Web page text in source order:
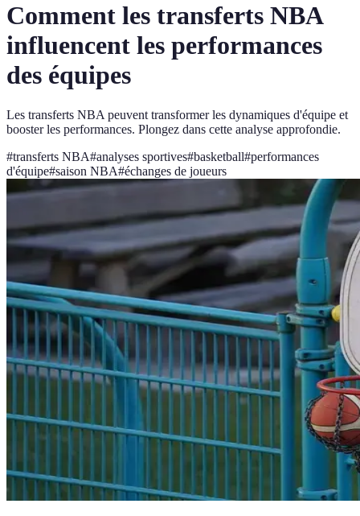
Comment les transferts NBA
influencent les performances
des équipes
Les transferts NBA peuvent transformer les dynamiques d'équipe et
booster les performances. Plongez dans cette analyse approfondie.
#transferts NBA#analyses sportives#basketball#performances
d'équipe#saison NBA#échanges de joueurs